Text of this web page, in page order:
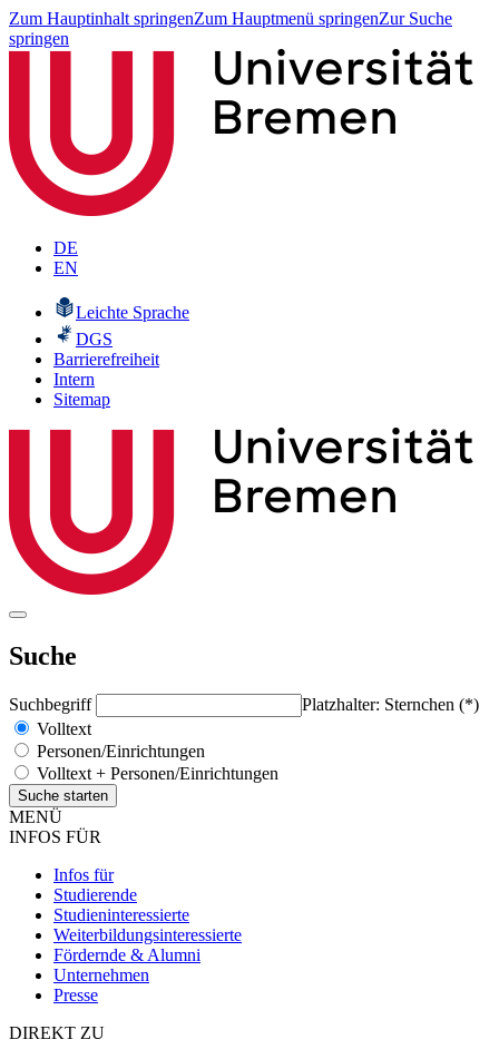
Zum Hauptinhalt springenZum Hauptmenü springenZur Suche
springen
DE
EN
Leichte Sprache
DGS
Barrierefreiheit
Intern
Sitemap
Suche
Suchbegriff
Platzhalter: Sternchen (*)
Volltext
Personen/Einrichtungen
Volltext + Personen/Einrichtungen
MENÜ
INFOS FÜR
Infos für
Studierende
Studieninteressierte
Weiterbildungsinteressierte
Fördernde & Alumni
Unternehmen
Presse
DIREKT ZU